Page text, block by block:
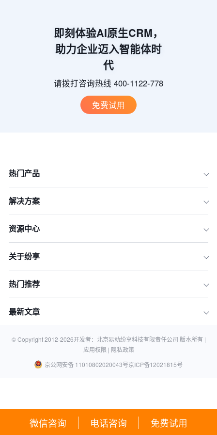
微信咨询 电话咨询 免费试用
即刻体验AI原生CRM，
助力企业迈入智能体时
代
请拨打咨询热线 400-1122-778
免费试用
热门产品
解决方案
资源中心
关于纷享
热门推荐
最新文章
© Copyright 2012-2026开发者：北京易动纷享科技有限责任公司 版本所有 |
应用权限 | 隐私政策
京公网安备 11010802020043号京ICP备12021815号